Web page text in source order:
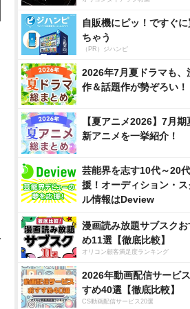
自販機にピッ！ですぐに
ちゃう
（PR）ジハンピ
2026年7月夏ドラマも、
作＆話題作が勢ぞろい！
【夏アニメ2026】7月期
新アニメを一挙紹介！
芸能界を志す10代～20
援！オーディション・ス
ル情報はDeview
漫画読み放題サブスクお
め11選【徹底比較】
オリコン顧客満足度ランキング
2026年動画配信サービ
すめ40選【徹底比較】
CS動画配信サービス20選